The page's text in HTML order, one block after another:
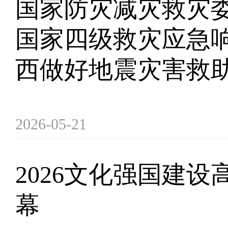
国家防灾减灾救灾
国家四级救灾应急
西做好地震灾害救
2026-05-21
2026文化强国建设
幕